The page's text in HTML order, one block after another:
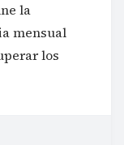
la
mensual
los